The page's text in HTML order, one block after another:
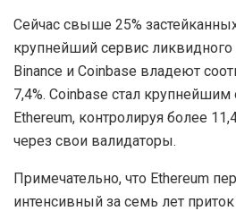
Сейчас свыше 25%
крупнейший сервис ликвидного
Binance и Coinbase владеют
7,4%. Coinbase стал
Ethereum, контролируя более
через свои валидаторы.
Примечательно, что Ethereum
интенсивный за семь лет